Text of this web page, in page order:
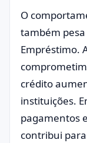
O
também
Empréstimo.
crédito
instituições.
pagamentos
contribui